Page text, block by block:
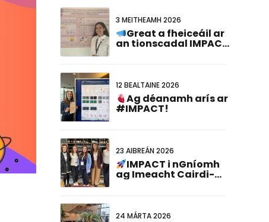
3 MEITHEAMH 2026
Great a fheiceáil ar
an tionscadal IMPACT
12 BEALTAINE 2026
Ag déanamh arís ar
#IMPACT!
23 AIBREÁN 2026
IMPACT i nGníomh
ag Imeacht Cairdi-
24 MÁRTA 2026